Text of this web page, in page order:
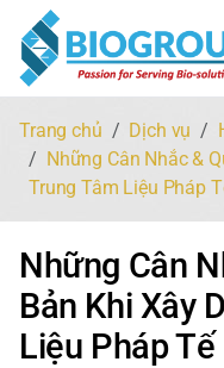
Trang chủ Dịch vụ
Những Cân Nhắc &
Trung Tâm Liệu Pháp
Những Cân
Bản Khi Xây
Liệu Pháp Tế